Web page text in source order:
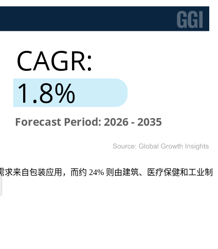
求来自包装应用，而约 24% 则由建筑、医疗保健和工业制